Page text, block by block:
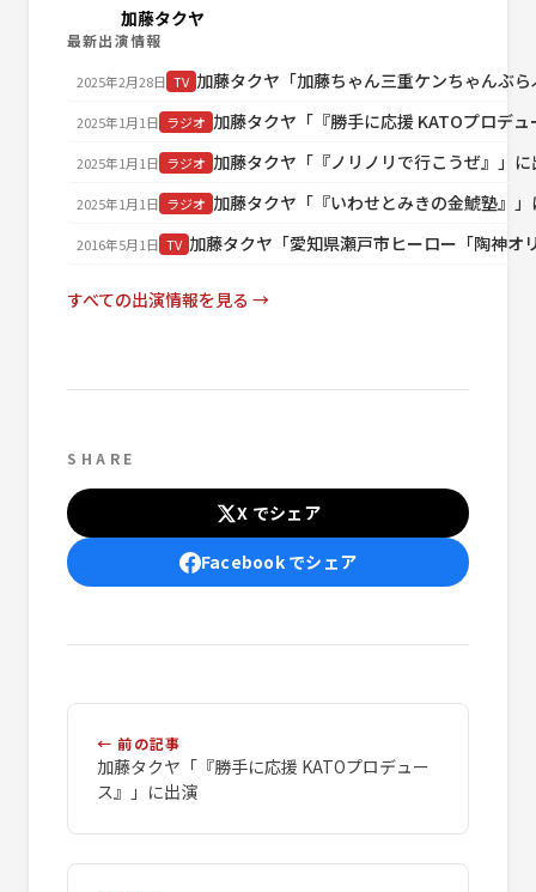
加藤タクヤ
最新出演情報
2025年2月28日 TV 加藤タクヤ「加藤ちゃん三重ケンちゃんぶ
2025年1月1日 ラジオ 加藤タクヤ「『勝手に応援 KATOプロデ
2025年1月1日 ラジオ 加藤タクヤ「『ノリノリで行こうぜ』」に
2025年1月1日 ラジオ 加藤タクヤ「『いわせとみきの金鯱塾』
2016年5月1日 TV 加藤タクヤ「愛知県瀬戸市ヒーロー「陶神オ
すべての出演情報を見る →
SHARE
X でシェア
Facebook でシェア
← 前の記事
加藤タクヤ「『勝手に応援 KATOプロデュー
ス』」に出演